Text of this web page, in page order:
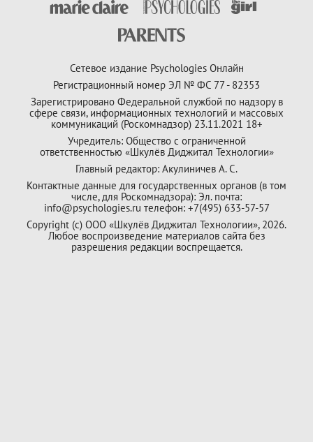
Сетевое издание Psychologies Онлайн
Регистрационный номер ЭЛ № ФС 77 - 82353
Зарегистрировано Федеральной службой по надзору в
сфере связи, информационных технологий и массовых
коммуникаций (Роскомнадзор) 23.11.2021 18+
Учредитель: Общество с ограниченной
ответственностью «Шкулёв Диджитал Технологии»
Главный редактор: Акулиничев А. С.
Контактные данные для государственных органов (в том
числе, для Роскомнадзора): Эл. почта:
info@psychologies.ru телефон: +7(495) 633-57-57
Copyright (с) ООО «Шкулёв Диджитал Технологии», 2026.
Любое воспроизведение материалов сайта без
разрешения редакции воспрещается.